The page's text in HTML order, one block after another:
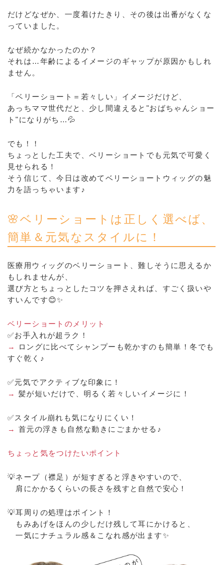
だけどなぜか、一度着けたきり、その後は出番がなくな
っていました。
なぜ続かなかったのか？
それは…年齢によるイメージのギャップが原因かもしれ
ません。
「ベリーショート＝若々しい」イメージだけど、
あっちママ世代だと、少し間違えると"おばちゃんショー
ト"になりがち…💦
でも！！
ちょっとした工夫で、ベリーショートでも元気で可愛く
見せられる！
そう信じて、今日は改めてベリーショートウィッグの魅
力を語っちゃいます♪
🌸ベリーショートは正しく選べば、
簡単＆元気なスタイルに！
医療用ウィッグのベリーショート、難しそうに思えるか
もしれませんが、
選び方とちょっとしたコツを押さえれば、すごく扱いや
すいんです😊✨
ベリーショートのメリット
✅お手入れが超ラク！
→
ロングに比べてシャンプーも乾かすのも簡単！冬でも
すぐ乾く♪
✅元気でアクティブな印象に！
→ 髪が短いだけで、明るく若々しいイメージに！
✅スタイル崩れも気になりにくい！
→ 首元の浮きも自然な動きにごまかせる♪
ちょっと気をつけたいポイント
💡ネープ（襟足）が短すぎると浮きやすいので、
肩にかかるくらいの長さを残すと自然で安心！
💡耳周りの処理はポイント！
もみあげをほんの少しだけ残して耳にかけると、
一気にナチュラル感＆こなれ感が出ます✨